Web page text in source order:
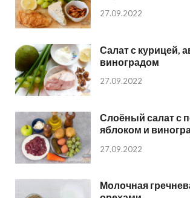
27.09.2022
Салат с курицей,
виноградом
27.09.2022
Слоёный салат с
яблоком и
27.09.2022
Молочная